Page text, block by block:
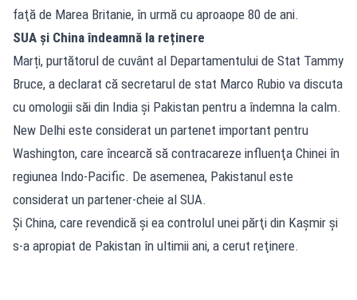
faţă de Marea Britanie, în urmă cu aproaope 80 de ani.
SUA şi China îndeamnă la reținere
Marți, purtătorul de cuvânt al Departamentului de Stat Tammy
Bruce, a declarat că secretarul de stat Marco Rubio va discuta
cu omologii săi din India şi Pakistan pentru a îndemna la calm.
New Delhi este considerat un partenet important pentru
Washington, care încearcă să contracareze influenţa Chinei în
regiunea Indo-Pacific. De asemenea, Pakistanul este
considerat un partener-cheie al SUA.
Și China, care revendică şi ea controlul unei părţi din Kaşmir şi
s-a apropiat de Pakistan în ultimii ani, a cerut reţinere.